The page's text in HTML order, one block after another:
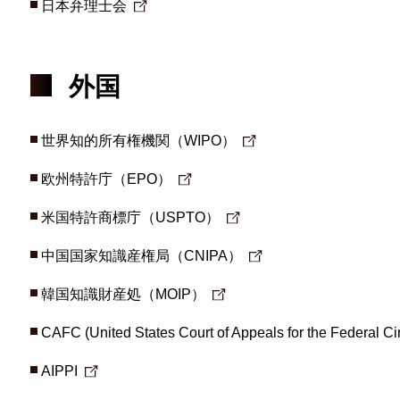
日本弁理士会
外国
世界知的所有権機関（WIPO）
欧州特許庁（EPO）
米国特許商標庁（USPTO）
中国国家知識産権局（CNIPA）
韓国知識財産処（MOIP）
CAFC (United States Court of Appeals for the Federal
AIPPI